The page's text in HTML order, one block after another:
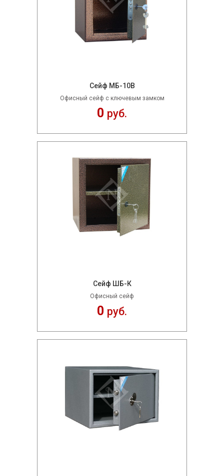
Сейф МБ-10В
Офисный сейф с ключевым замком
0 руб.
Сейф ШБ-К
Офисный сейф
0 руб.